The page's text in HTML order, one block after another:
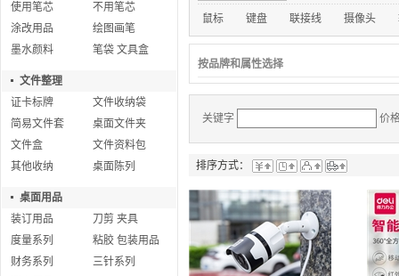
使用笔芯
不用笔芯
涂改用品
绘图画笔
墨水颜料
笔袋 文具盒
文件整理
证卡标牌
文件收纳袋
简易文件套
桌面文件夹
文件盒
文件资料包
其他收纳
桌面陈列
桌面用品
装订用品
刀剪 夹具
度量系列
粘胶 包装用品
财务系列
三针系列
鼠标 键盘 联接线 摄像头
按品牌和属性选择
关键字 价
排序方式：